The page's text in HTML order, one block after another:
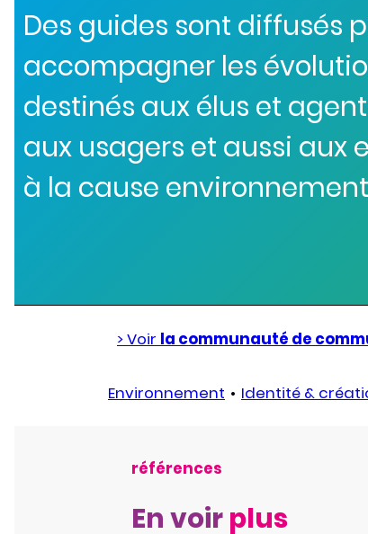
Des guides sont diffusés
accompagner les
destinés aux élus et
aux usagers et aussi aux
à la cause
> Voir la communauté de
Environnement Identité &
références
En voirplus